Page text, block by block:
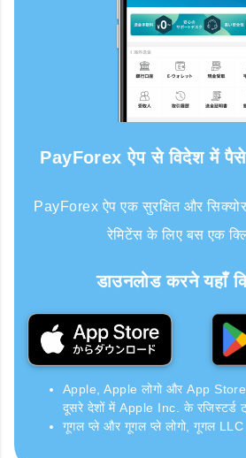
PayForex ऐप से विदेश में
PayForex ऐप एक सुरक्षित और
रेमिटेंस के लिए बस एक
डाउनलोड करने यहाँ
Apple, Apple लोगो और App
दूसरे देशों में Apple Inc. के रजिस्टर्ड
गूगल प्ले और गूगल प्ले लोगो, गूगल LLC